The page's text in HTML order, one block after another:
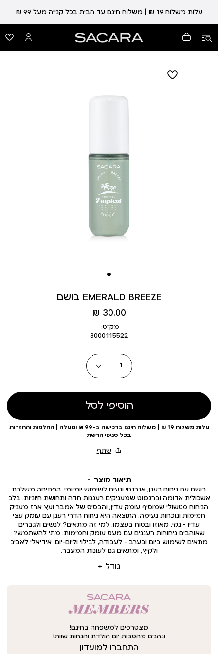
עלות משלוח 19 ₪ | משלוח חינם עד הבית בכל קנייה מעל 99 ₪
בושם EMERALD BREEZE
מחיר
מוצר
30.00 ₪
מק״ט:
3000115522
כמות
הוסיפי לסל
עלות משלוח 19 ₪ | משלוח חינם ברכישה ב-99 ₪ ומעלה | החלפות והחזרות
בכל סניפי הרשת
תיאור מוצר
גודל
בושם עם ניחוח רענן, אנרגטי ונעים לשימוש יומיומי. הפתיחה משלבת
אשכולית אדומה וברגמוט שמעניקים רעננות חדה ותחושת חיוניות. בלב
הניחוח פטשולי שמוסיף עומק עדין, והבסיס של אמבר ועץ ארז מעניק
חמימות ונוכחות נעימה. התוצאה היא ניחוח הדרי רענן עם עומק עצי
עדין – נקי, מאוזן ובטוח בעצמו. למי זה מתאים? לנשים ולגברים
שאוהבים ניחוחות רעננים עם מעט עומק וחמימות. מתי להשתמש?
מתאים לשימוש ביום ובערב – לעבודה, לבילוי וליום-יום. אידיאלי לאביב
ולקיץ, ומתאים גם לעונות המעבר.
מצטרפים למשפחה בחינם!
ונהנים מהטבות יום הולדת והנחות שוות!
התחברו למועדון